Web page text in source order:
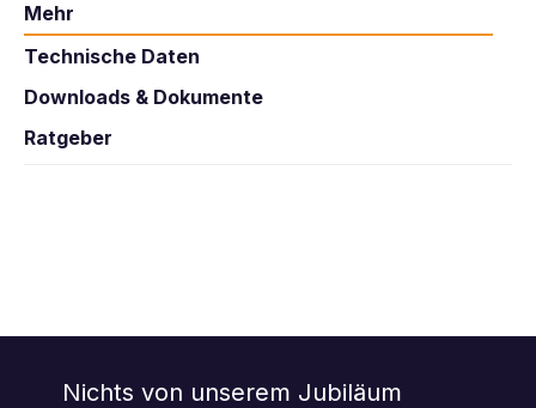
Mehr
Technische Daten
Downloads & Dokumente
Ratgeber
Nichts von unserem Jubiläum